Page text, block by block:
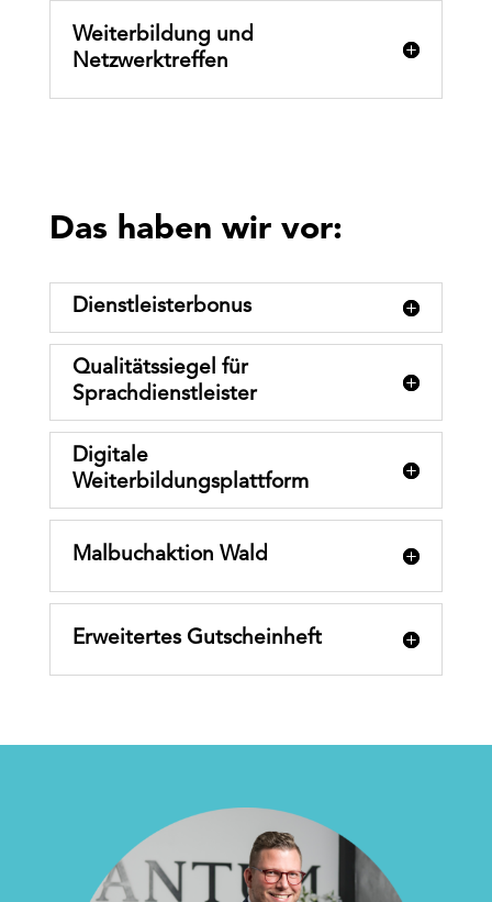
Weiterbildung und
Netzwerktreffen
Das haben wir vor:
Dienstleisterbonus
Qualitätssiegel für
Sprachdienstleister
Digitale
Weiterbildungsplattform
Malbuchaktion Wald
Erweitertes Gutscheinheft